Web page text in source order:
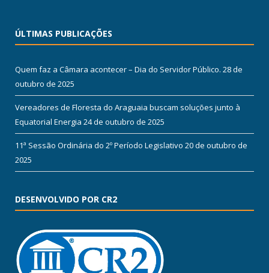
ÚLTIMAS PUBLICAÇÕES
Quem faz a Câmara acontecer – Dia do Servidor Público. 28 de
outubro de 2025
Vereadores de Floresta do Araguaia buscam soluções junto à
Equatorial Energia 24 de outubro de 2025
11ª Sessão Ordinária do 2º Período Legislativo 20 de outubro de
2025
DESENVOLVIDO POR CR2